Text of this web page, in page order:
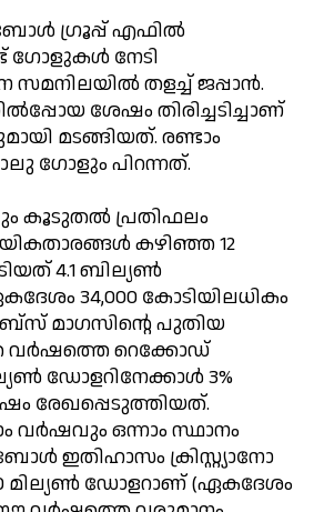
ഗ്രൂപ്പ് എഫില്‍
ഗോളുകള്‍ നേടി
തളച്ച് ജപ്പാന്‍.
ശേഷം തിരിച്ചടിച്ചാണ്
മടങ്ങിയത്. രണ്ടാം
ഗോളും പിറന്നത്.
കൂടുതല്‍ പ്രതിഫലം
കഴിഞ്ഞ 12
4.1 ബില്യണ്‍
34,000 കോടിയിലധികം
മാഗസിന്റെ പുതിയ
വര്‍ഷത്തെ റെക്കോഡ്
ഡോളറിനേക്കാള്‍ 3%
രേഖപ്പെടുത്തിയത്.
വര്‍ഷവും ഒന്നാം സ്ഥാനം
ഇതിഹാസം ക്രിസ്റ്റ്യാനോ
മില്യണ്‍ ഡോളറാണ് (ഏകദേശം